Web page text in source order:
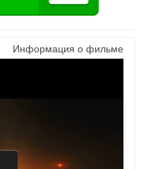
Информация о фильме